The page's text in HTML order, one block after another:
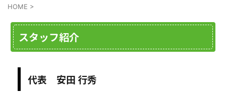
HOME >
スタッフ紹介
代表 安田 行秀